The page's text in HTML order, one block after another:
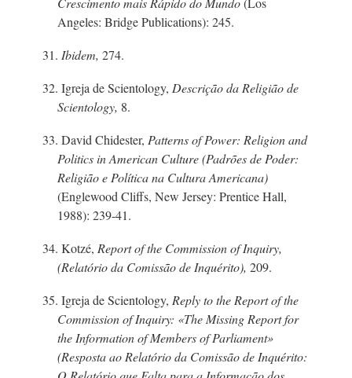
Angeles: Bridge Publications): 245.
31. Ibidem, 274.
32. Igreja de Scientology, Descrição da Religião de
Scientology, 8.
33. David Chidester, Patterns of Power: Religion and
Politics in American Culture (Padrões de Poder:
Religião e Política na Cultura Americana)
(Englewood Cliffs, New Jersey: Prentice Hall,
1988): 239-41.
34. Kotzé, Report of the Commission of Inquiry,
(Relatório da Comissão de Inquérito), 209.
35. Igreja de Scientology, Reply to the Report of the
Commission of Inquiry: «The Missing Report for
the Information of Members of Parliament»
(Resposta ao Relatório da Comissão de Inquérito: